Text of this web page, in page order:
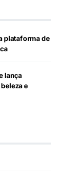
plataforma de
lança
e